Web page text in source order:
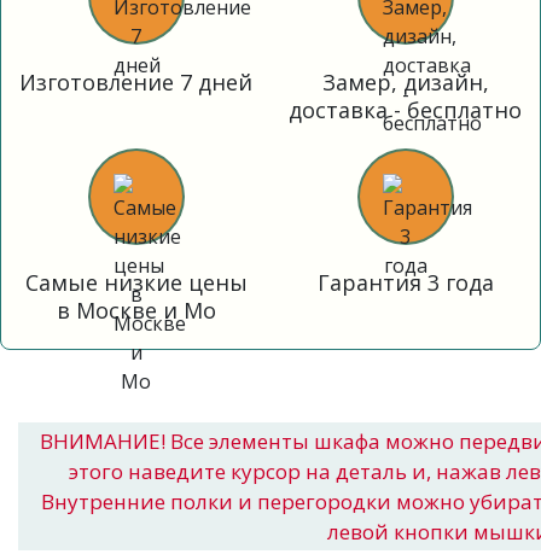
Изготовление 7 дней
Замер, дизайн,
доставка - бесплатно
Самые низкие цены
в Москве и Мо
Гарантия 3 года
ВНИМАНИЕ! Все элементы шкафа можно
этого наведите курсор на деталь и, нажав
Внутренние полки и перегородки можно
левой кнопки